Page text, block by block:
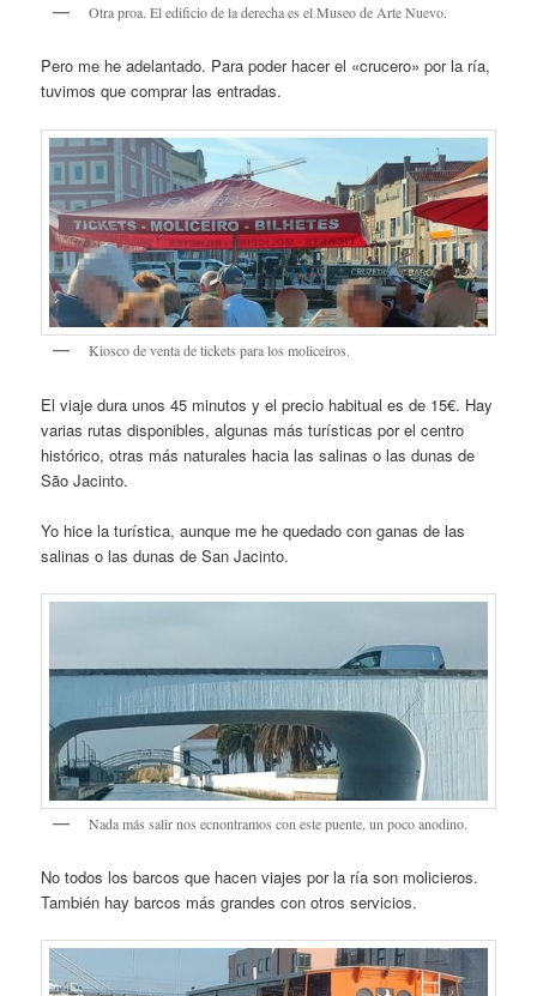
Otra proa. El edificio de la derecha es el Museo de Arte Nuevo.
Pero me he adelantado. Para poder hacer el «crucero» por la ría,
tuvimos que comprar las entradas.
Kiosco de venta de tickets para los moliceiros.
El viaje dura unos 45 minutos y el precio habitual es de 15€. Hay
varias rutas disponibles, algunas más turísticas por el centro
histórico, otras más naturales hacia las salinas o las dunas de
São Jacinto.
Yo hice la turística, aunque me he quedado con ganas de las
salinas o las dunas de San Jacinto.
Nada más salir nos ecnontramos con este puente, un poco anodino.
No todos los barcos que hacen viajes por la ría son molicieros.
También hay barcos más grandes con otros servicios.